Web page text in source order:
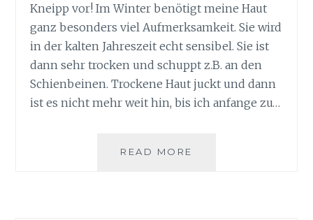
Kneipp vor! Im Winter benötigt meine Haut
ganz besonders viel Aufmerksamkeit. Sie wird
in der kalten Jahreszeit echt sensibel. Sie ist
dann sehr trocken und schuppt z.B. an den
Schienbeinen. Trockene Haut juckt und dann
ist es nicht mehr weit hin, bis ich anfange zu…
READ MORE